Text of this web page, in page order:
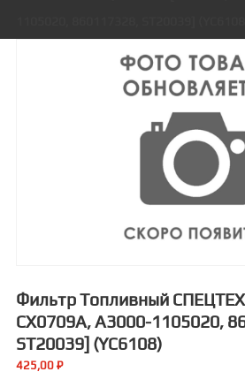
Фильтр Топливный
CX0709A, A3000-1105020,
ST20039] (YC6108)
425,00 ₽